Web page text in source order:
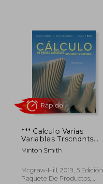
5%
dcto.
*** Calculo Varias
Variables Trscndnts
Tempranas con
Connect
Minton Smith
Mcgraw-Hill, 2019, 5 Edición,
Paquete De Productos,